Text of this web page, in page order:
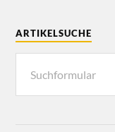
ARTIKELSUCHE